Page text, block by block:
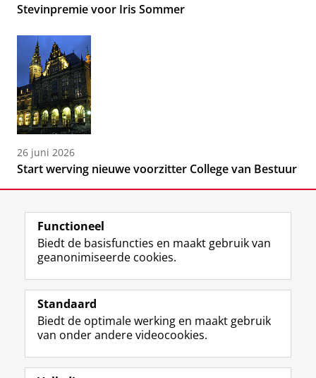
Stevinpremie voor Iris Sommer
26 juni 2026
Start werving nieuwe voorzitter College van Bestuur
Volg de RUG
F
a
e
b
o
L
i
k
e
I
R
S
-
f
e
I
n
t
r
Y
o
T
e
Studiekiezers
Functioneel
Biedt de basisfuncties en maakt gebruik van
geanonimiseerde cookies.
Standaard
Biedt de optimale werking en maakt gebruik
van onder andere videocookies.